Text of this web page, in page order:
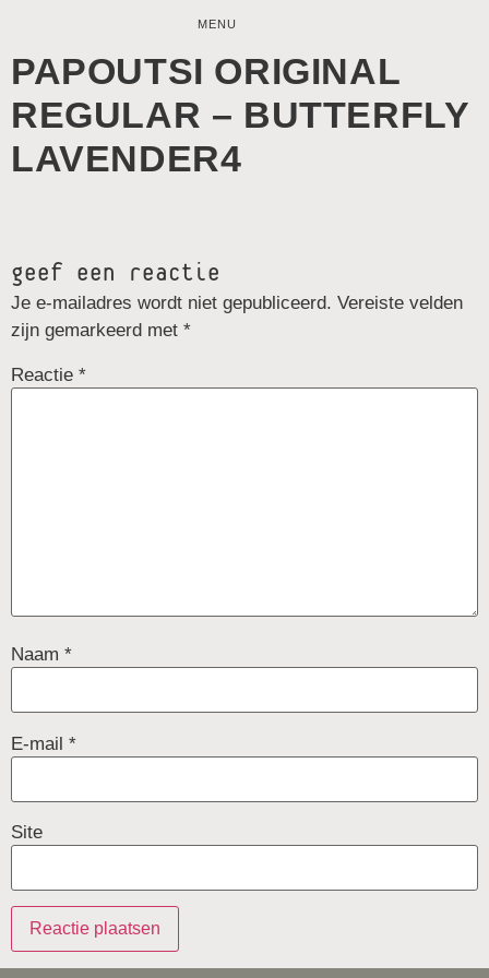
MENU
PAPOUTSI ORIGINAL
REGULAR – BUTTERFLY
LAVENDER4
geef een reactie
Je e-mailadres wordt niet gepubliceerd. Vereiste velden
zijn gemarkeerd met *
Reactie *
Naam *
E-mail *
Site